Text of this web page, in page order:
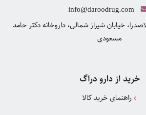
info@daroodrug.com
خیابان شیراز شمالی، داروخانه دکتر حامد
مسعودی
خرید از دارو دراگ
راهنمای خرید کالا